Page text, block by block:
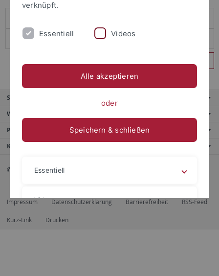
Service
Weitere Angebote
Portale
Kontaktinfo
© 2026 Eberhard Karls Universität Tübingen, Tübingen
Impressum Datenschutzerklärung Barrierefreiheit RSS-Feed
Kurz-Link Drucken
verknüpft.
Essentiell Videos
Alle akzeptieren
oder
Speichern & schließen
Essentiell
Videos